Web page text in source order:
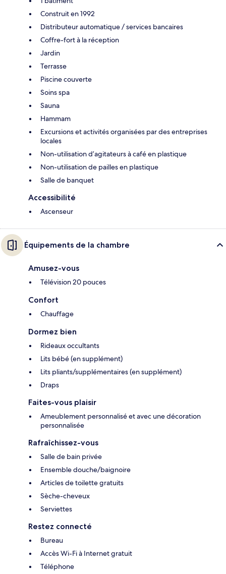
Construit en 1992
Distributeur automatique / services bancaires
Coffre-fort à la réception
Jardin
Terrasse
Piscine couverte
Soins spa
Sauna
Hammam
Excursions et activités organisées par des entreprises
locales
Non-utilisation d’agitateurs à café en plastique
Non-utilisation de pailles en plastique
Salle de banquet
Accessibilité
Ascenseur
Équipements de la chambre
Amusez-vous
Télévision 20 pouces
Confort
Chauffage
Dormez bien
Rideaux occultants
Lits bébé (en supplément)
Lits pliants/supplémentaires (en supplément)
Draps
Faites-vous plaisir
Ameublement personnalisé et avec une décoration
personnalisée
Rafraîchissez-vous
Salle de bain privée
Ensemble douche/baignoire
Articles de toilette gratuits
Sèche-cheveux
Serviettes
Restez connecté
Bureau
Accès Wi-Fi à Internet gratuit
Téléphone